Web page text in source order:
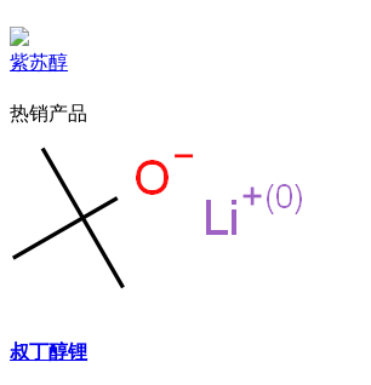
紫苏醇
热销产品
叔丁醇锂